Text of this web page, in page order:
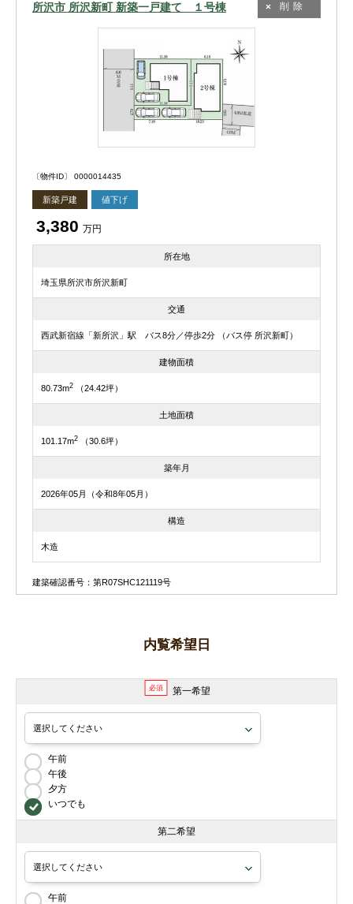
所沢市 所沢新町 新築一戸建て １号棟 削除
〔物件ID〕 0000014435
新築戸建 値下げ
3,380 万円
所在地
埼玉県所沢市所沢新町
交通
西武新宿線「新所沢」駅 バス8分／停歩2分 （バス停 所沢新町）
建物面積
80.73m2 （24.42坪）
土地面積
101.17m2 （30.6坪）
築年月
2026年05月（令和8年05月）
構造
木造
建築確認番号：第R07SHC121119号
内覧希望日
必須 第一希望
午前
午後
夕方
いつでも
第二希望
午前